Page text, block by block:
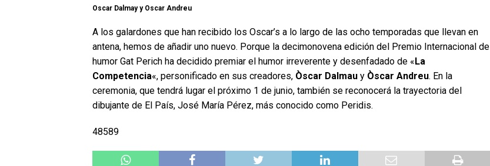
Oscar Dalmay y Oscar Andreu
A los galardones que han recibido los Oscar’s a lo largo de las ocho temporadas que llevan en
antena, hemos de añadir uno nuevo. Porque la decimonovena edición del Premio Internacional de
humor Gat Perich ha decidido premiar el humor irreverente y desenfadado de «La
Competencia«, personificado en sus creadores, Òscar Dalmau y Òscar Andreu. En la
ceremonia, que tendrá lugar el próximo 1 de junio, también se reconocerá la trayectoria del
dibujante de El País, José María Pérez, más conocido como Peridis.
48589